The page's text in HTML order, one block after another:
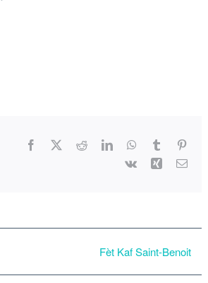
Facebook RedditLinkedInWhatsApp
Tumblr
Vk
Xing Email
Fèt Kaf Saint-Benoit